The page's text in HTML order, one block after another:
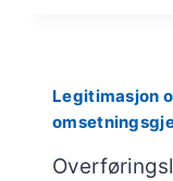
Legitimasjon